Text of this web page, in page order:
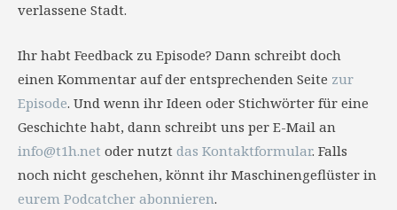
verlassene Stadt.
Ihr habt Feedback zu Episode? Dann schreibt doch
einen Kommentar auf der entsprechenden Seite zur
Episode. Und wenn ihr Ideen oder Stichwörter für eine
Geschichte habt, dann schreibt uns per E-Mail an
info@t1h.net oder nutzt das Kontaktformular. Falls
noch nicht geschehen, könnt ihr Maschinengeflüster in
eurem Podcatcher abonnieren.